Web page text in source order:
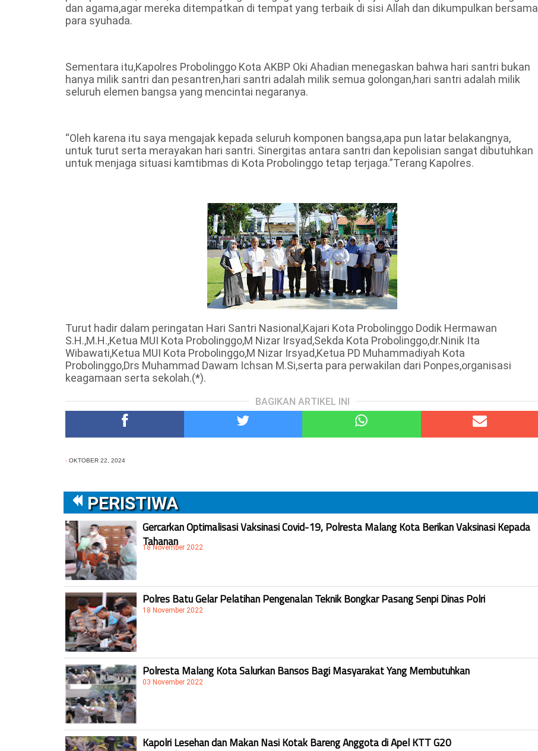
dan agama,agar mereka ditempatkan di tempat yang terbaik di sisi Allah dan dikumpulkan bersama
para syuhada.
Sementara itu,Kapolres Probolinggo Kota AKBP Oki Ahadian menegaskan bahwa hari santri bukan
hanya milik santri dan pesantren,hari santri adalah milik semua golongan,hari santri adalah milik
seluruh elemen bangsa yang mencintai negaranya.
“Oleh karena itu saya mengajak kepada seluruh komponen bangsa,apa pun latar belakangnya,
untuk turut serta merayakan hari santri. Sinergitas antara santri dan kepolisian sangat dibutuhkan
untuk menjaga situasi kamtibmas di Kota Probolinggo tetap terjaga.”Terang Kapolres.
Turut hadir dalam peringatan Hari Santri Nasional,Kajari Kota Probolinggo Dodik Hermawan
S.H.,M.H.,Ketua MUI Kota Probolinggo,M Nizar Irsyad,Sekda Kota Probolinggo,dr.Ninik Ita
Wibawati,Ketua MUI Kota Probolinggo,M Nizar Irsyad,Ketua PD Muhammadiyah Kota
Probolinggo,Drs Muhammad Dawam Ichsan M.Si,serta para perwakilan dari Ponpes,organisasi
keagamaan serta sekolah.(*).
BAGIKAN ARTIKEL INI
- OKTOBER 22, 2024
PERISTIWA
Gercarkan Optimalisasi Vaksinasi Covid-19, Polresta Malang Kota Berikan Vaksinasi Kepada
Tahanan
18 November 2022
Polres Batu Gelar Pelatihan Pengenalan Teknik Bongkar Pasang Senpi Dinas Polri
18 November 2022
Polresta Malang Kota Salurkan Bansos Bagi Masyarakat Yang Membutuhkan
03 November 2022
Kapolri Lesehan dan Makan Nasi Kotak Bareng Anggota di Apel KTT G20